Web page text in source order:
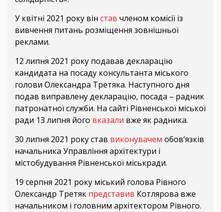
У квітні 2021 року він став членом комісії із
вивчення питань розміщення зовнішньої
реклами.
12 липня 2021 року подавав декларацію
кандидата на посаду консультанта міського
голови Олександра Третяка. Наступного дня
подав виправлену декларацію, посада – радник
патронатної служби. На сайті Рівненської міської
ради 13 липня його вказали вже як радника.
30 липня 2021 року став виконувачем обов’язків
начальника Управління архітектури і
містобудування Рівненської міськради.
19 серпня 2021 року міський голова Рівного
Олександр Третяк представив Котлярова вже
начальником і головним архітектором Рівного.